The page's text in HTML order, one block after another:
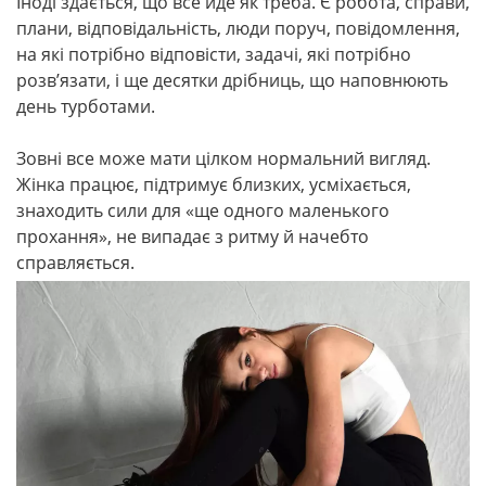
плани, відповідальність, люди поруч, повідомлення,
на які потрібно відповісти, задачі, які потрібно
розв’язати, і ще десятки дрібниць, що наповнюють
день турботами.
Зовні все може мати цілком нормальний вигляд.
Жінка працює, підтримує близких, усміхається,
знаходить сили для «ще одного маленького
прохання», не випадає з ритму й начебто
справляється.